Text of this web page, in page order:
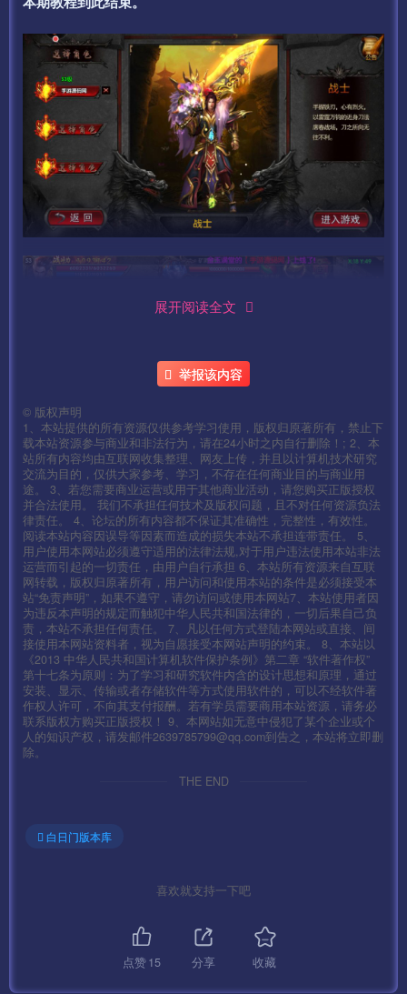
展开阅读全文
举报该内容
© 版权声明
1、本站提供的所有资源仅供参考学习使用，版权归原著所有，禁止下
载本站资源参与商业和非法行为，请在24小时之内自行删除！; 2、本
站所有内容均由互联网收集整理、网友上传，并且以计算机技术研究
交流为目的，仅供大家参考、学习，不存在任何商业目的与商业用
途。 3、若您需要商业运营或用于其他商业活动，请您购买正版授权
并合法使用。 我们不承担任何技术及版权问题，且不对任何资源负法
律责任。 4、论坛的所有内容都不保证其准确性，完整性，有效性。
阅读本站内容因误导等因素而造成的损失本站不承担连带责任。 5、
用户使用本网站必须遵守适用的法律法规,对于用户违法使用本站非法
运营而引起的一切责任，由用户自行承担 6、本站所有资源来自互联
网转载，版权归原著所有，用户访问和使用本站的条件是必须接受本
站“免责声明”，如果不遵守，请勿访问或使用本网站7、本站使用者因
为违反本声明的规定而触犯中华人民共和国法律的，一切后果自己负
责，本站不承担任何责任。 7、凡以任何方式登陆本网站或直接、间
接使用本网站资料者，视为自愿接受本网站声明的约束。 8、本站以
《2013 中华人民共和国计算机软件保护条例》第二章 “软件著作权”
第十七条为原则：为了学习和研究软件内含的设计思想和原理，通过
安装、显示、传输或者存储软件等方式使用软件的，可以不经软件著
作权人许可，不向其支付报酬。若有学员需要商用本站资源，请务必
联系版权方购买正版授权！ 9、本网站如无意中侵犯了某个企业或个
人的知识产权，请发邮件2639785799@qq.com到告之，本站将立即删
除。
THE END
白日门版本库
喜欢就支持一下吧
点赞15 分享 收藏